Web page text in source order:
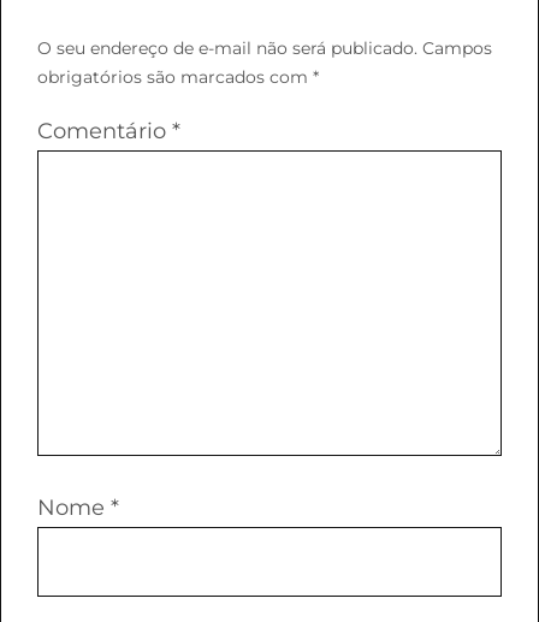
O seu endereço de e-mail não será publicado. Campos
obrigatórios são marcados com *
Comentário *
Nome *